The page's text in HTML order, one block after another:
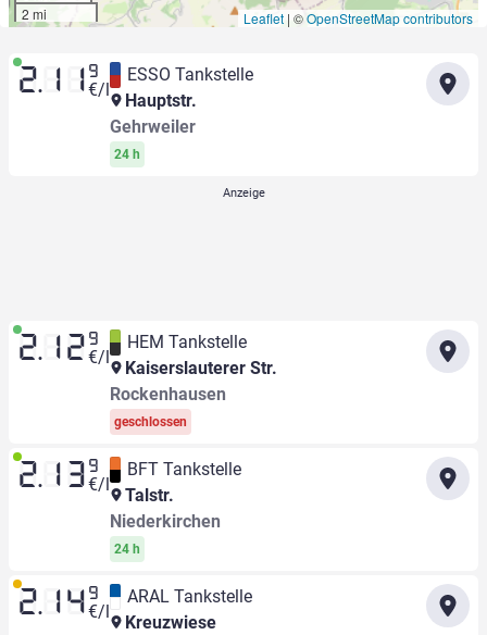
2 mi
Leaflet | ©OpenStreetMap contributors
2.11 9
€/l
ESSO Tankstelle
Hauptstr.
Gehrweiler
24 h
2.12 9
€/l
HEM Tankstelle
Kaiserslauterer Str.
Rockenhausen
geschlossen
2.13 9
€/l
BFT Tankstelle
Talstr.
Niederkirchen
24 h
2.14 9
€/l
ARAL Tankstelle
Kreuzwiese